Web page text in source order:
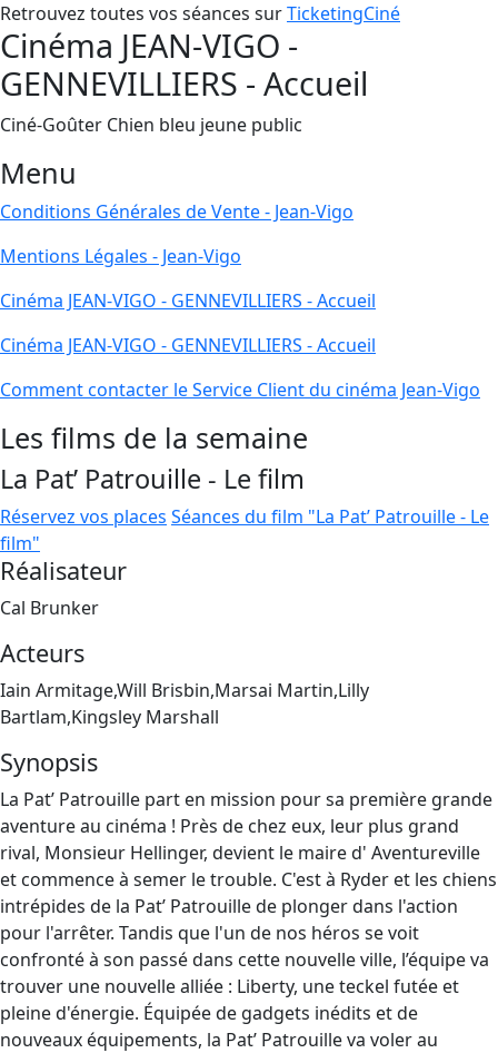
Retrouvez toutes vos séances surTicketingCiné
Cinéma JEAN-VIGO -
GENNEVILLIERS - Accueil
Ciné-Goûter Chien bleu jeune public
Menu
Conditions Générales de Vente - Jean-Vigo
Mentions Légales - Jean-Vigo
Cinéma JEAN-VIGO - GENNEVILLIERS - Accueil
Cinéma JEAN-VIGO - GENNEVILLIERS - Accueil
Comment contacter le Service Client du cinéma Jean-Vigo
Les films de la semaine
La Pat’ Patrouille - Le film
Réservez vos places Séances du film "La Pat’ Patrouille - Le
film"
Réalisateur
Cal Brunker
Acteurs
Iain Armitage,Will Brisbin,Marsai Martin,Lilly
Bartlam,Kingsley Marshall
Synopsis
La Pat’ Patrouille part en mission pour sa première grande
aventure au cinéma ! Près de chez eux, leur plus grand
rival, Monsieur Hellinger, devient le maire d' Aventureville
et commence à semer le trouble. C'est à Ryder et les chiens
intrépides de la Pat’ Patrouille de plonger dans l'action
pour l'arrêter. Tandis que l'un de nos héros se voit
confronté à son passé dans cette nouvelle ville, l’équipe va
trouver une nouvelle alliée : Liberty, une teckel futée et
pleine d'énergie. Équipée de gadgets inédits et de
nouveaux équipements, la Pat’ Patrouille va voler au